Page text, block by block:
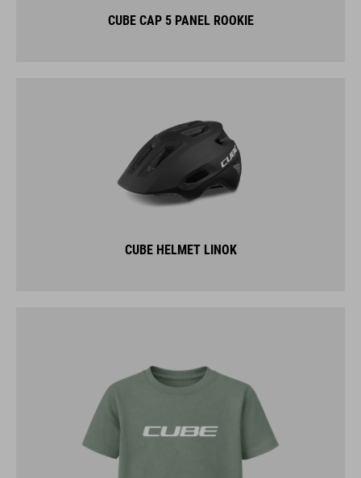
CUBE CAP 5 PANEL ROOKIE
CUBE HELMET LINOK